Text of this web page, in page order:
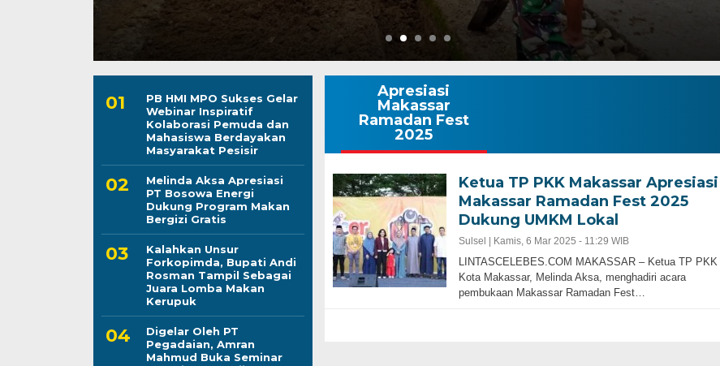
PB HMI MPO Sukses Gelar
Webinar Inspiratif
Kolaborasi Pemuda dan
Mahasiswa Berdayakan
Masyarakat Pesisir
Melinda Aksa Apresiasi
PT Bosowa Energi
Dukung Program Makan
Bergizi Gratis
Kalahkan Unsur
Forkopimda, Bupati Andi
Rosman Tampil Sebagai
Juara Lomba Makan
Kerupuk
Digelar Oleh PT
Pegadaian, Amran
Mahmud Buka Seminar
Apresiasi
Makassar
Ramadan Fest
2025
Ketua TP PKK Makassar Apresiasi
Makassar Ramadan Fest 2025
Dukung UMKM Lokal
Sulsel | Kamis, 6 Mar 2025 - 11:29 WIB
LINTASCELEBES.COM MAKASSAR – Ketua TP PKK
Kota Makassar, Melinda Aksa, menghadiri acara
pembukaan Makassar Ramadan Fest…